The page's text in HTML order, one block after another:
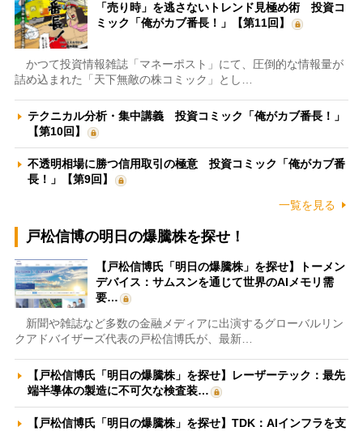
「売り時」を逃さないトレンド見極め術 投資コ
ミック「俺がカブ番長！」【第11回】
かつて投資情報雑誌「マネーポスト」にて、圧倒的な情報量が
詰め込まれた「天下無敵の株コミック」とし…
テクニカル分析・集中講義 投資コミック「俺がカブ番長！」
【第10回】
不透明相場に勝つ信用取引の極意 投資コミック「俺がカブ番
長！」【第9回】
一覧を見る
戸松信博の明日の爆騰株を探せ！
【戸松信博氏「明日の爆騰株」を探せ】トーメン
デバイス：サムスンを通じて世界のAIメモリ需
要…
新聞や雑誌など多数の金融メディアに出演するグローバルリン
クアドバイザーズ代表の戸松信博氏が、最新…
【戸松信博氏「明日の爆騰株」を探せ】レーザーテック：最先
端半導体の製造に不可欠な検査装…
【戸松信博氏「明日の爆騰株」を探せ】TDK：AIインフラを支